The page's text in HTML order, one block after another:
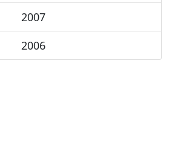
2007
2006